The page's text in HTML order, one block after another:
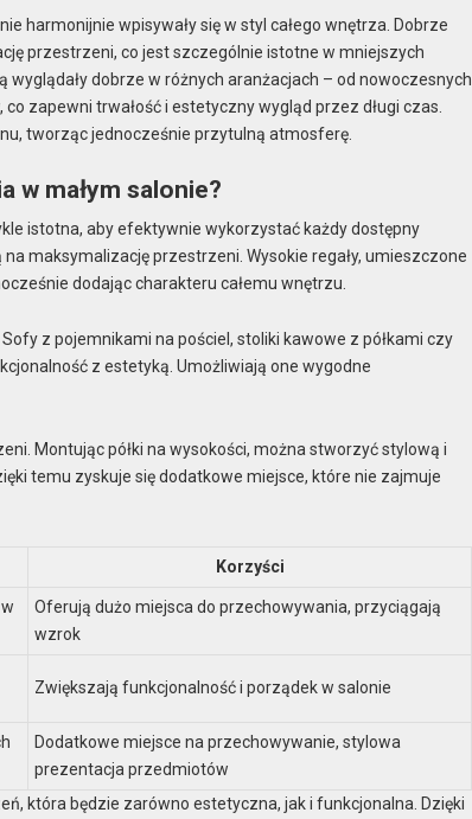
harmonijnie wpisywały się w styl całego wnętrza. Dobrze
przestrzeni, co jest szczególnie istotne w mniejszych
dobrze w różnych aranżacjach – od nowoczesnych
zapewni trwałość i estetyczny wygląd przez długi czas.
tworząc jednocześnie przytulną atmosferę.
w małym salonie?
istotna, aby efektywnie wykorzystać każdy dostępny
maksymalizację przestrzeni. Wysokie regały, umieszczone
dodając charakteru całemu wnętrzu.
z pojemnikami na pościel, stoliki kawowe z półkami czy
z estetyką. Umożliwiają one wygodne
Montując półki na wysokości, można stworzyć stylową i
temu zyskuje się dodatkowe miejsce, które nie zajmuje
Korzyści
Oferują dużo miejsca do przechowywania, przyciągają
wzrok
Zwiększają funkcjonalność i porządek w salonie
Dodatkowe miejsce na przechowywanie, stylowa
prezentacja przedmiotów
która będzie zarówno estetyczna, jak i funkcjonalna. Dzięki